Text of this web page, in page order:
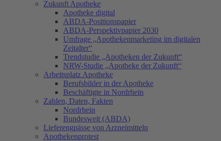
Zukunft Apotheke
Apotheke digital
ABDA-Positionspapier
ABDA-Perspektivpapier 2030
Umfrage „Apothekenmarketing im digitalen
Zeitalter“
Trendstudie „Apotheken der Zukunft“
NRW-Studie „Apotheke der Zukunft“
Arbeitsplatz Apotheke
Berufsbilder in der Apotheke
Beschäftigte in Nordrhein
Zahlen, Daten, Fakten
Nordrhein
Bundesweit (ABDA)
Lieferengpässe von Arzneimitteln
Apothekenprotest